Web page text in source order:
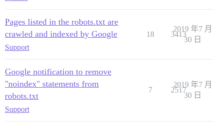
Pages listed in the robots.txt are
crawled and indexed by Google
Support
18 3413
2019 年7 月
30 日
Google notification to remove
"noindex" statements from
robots.txt
Support
7 2517
2019 年7 月
30 日